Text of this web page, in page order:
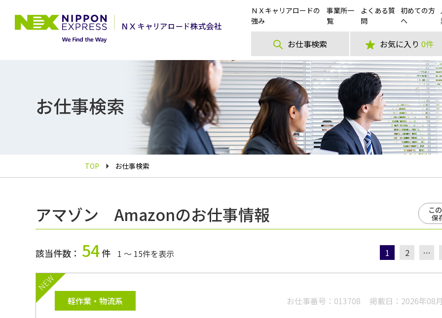
ＮＸキャリアロードの
強み
事業所一
覧
よくある質
問
初めての方
へ
お仕事検索 お気に入り 0件
お仕事検索
TOP お仕事検索
アマゾン Amazonのお仕事情報
こ
保
該当件数： 54件 1 ～ 15件を表示 1 2 …
NEW
軽作業・物流系 お仕事番号： 013708 掲載日： 2026年08